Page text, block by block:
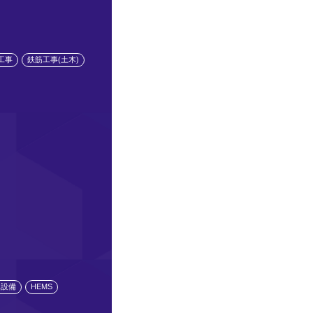
事 鉄筋工事(土木)
備 HEMS